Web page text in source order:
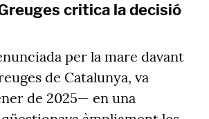
critica la decisió
per la mare davant
de Catalunya, va
de 2025— en una